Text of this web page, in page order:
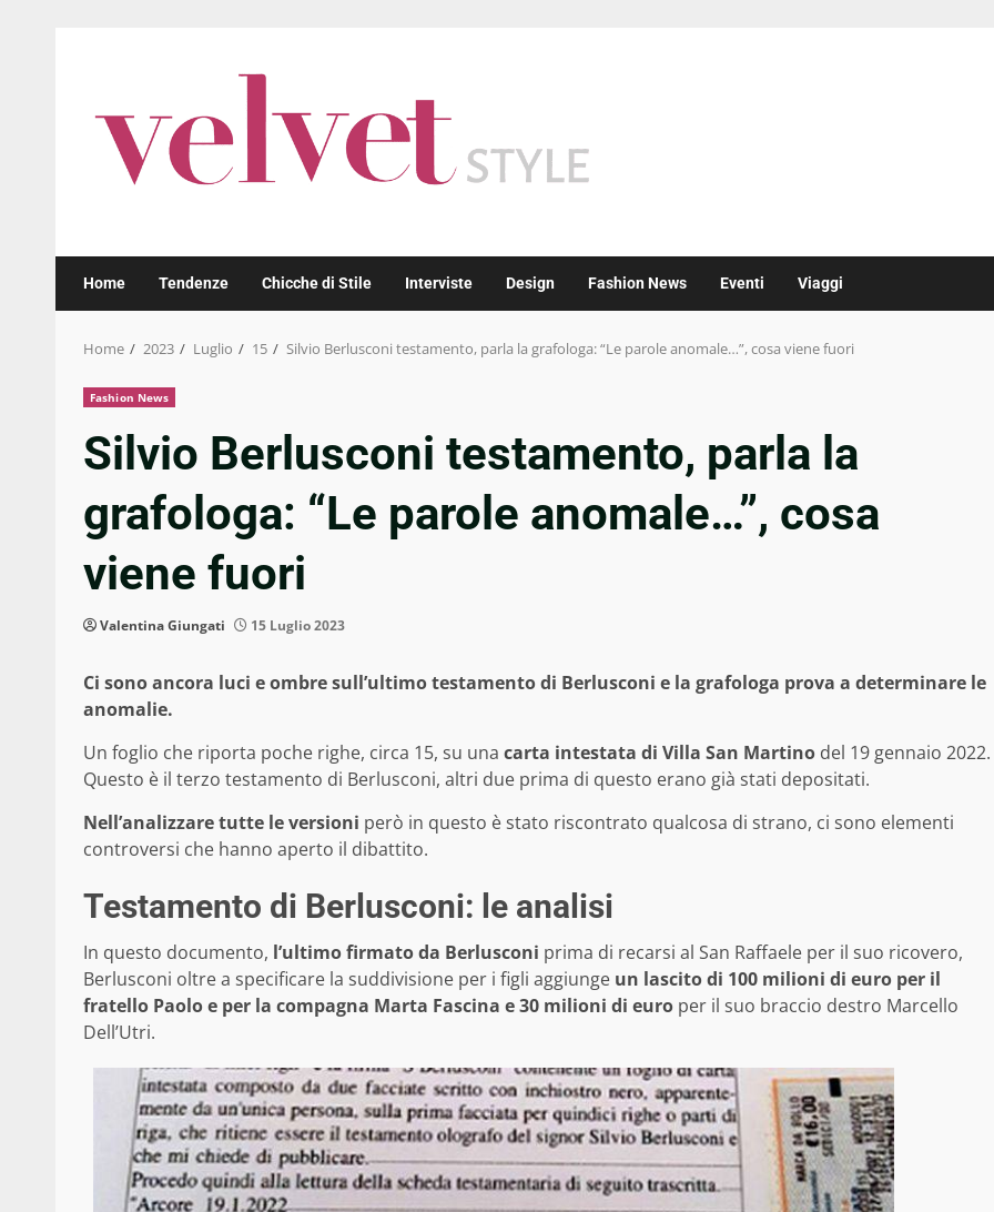
Home Tendenze Chicche di Stile Interviste Design Fashion News Eventi Viaggi
Home 2023 Luglio 15 Silvio Berlusconi testamento, parla la grafologa: “Le parole anomale…”, cosa viene fuori
Fashion News
Silvio Berlusconi testamento, parla la
grafologa: “Le parole anomale…”, cosa
viene fuori
Valentina Giungati 15 Luglio 2023
Ci sono ancora luci e ombre sull’ultimo testamento di Berlusconi e la grafologa prova a determinare le
anomalie.
Un foglio che riporta poche righe, circa 15, su una carta intestata di Villa San Martino del 19 gennaio 2022.
Questo è il terzo testamento di Berlusconi, altri due prima di questo erano già stati depositati.
Nell’analizzare tutte le versioni però in questo è stato riscontrato qualcosa di strano, ci sono elementi
controversi che hanno aperto il dibattito.
Testamento di Berlusconi: le analisi
In questo documento, l’ultimo firmato da Berlusconi prima di recarsi al San Raffaele per il suo ricovero,
Berlusconi oltre a specificare la suddivisione per i figli aggiunge un lascito di 100 milioni di euro per il
fratello Paolo e per la compagna Marta Fascina e 30 milioni di euro per il suo braccio destro Marcello
Dell’Utri.